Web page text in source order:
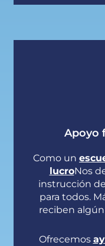
Apoyo
Como un
lucroNos
instrucción
para todos.
reciben
Ofrecemos